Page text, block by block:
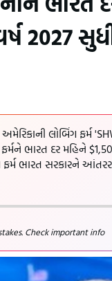
2027
લોબિંગ ફર્મ 'SHW
ભારત દર મહિને
ફર્મ ભારત સરકારને
Check important info